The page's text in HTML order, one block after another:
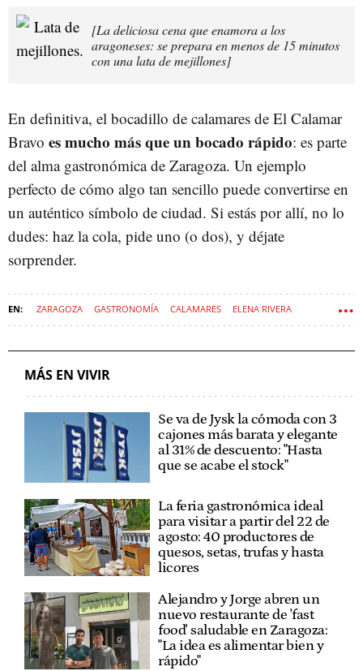
[La deliciosa cena que enamora a los
aragoneses: se prepara en menos de 15 minutos
con una lata de mejillones]
En definitiva, el bocadillo de calamares de El Calamar
Bravo es mucho más que un bocado rápido: es parte
del alma gastronómica de Zaragoza. Un ejemplo
perfecto de cómo algo tan sencillo puede convertirse en
un auténtico símbolo de ciudad. Si estás por allí, no lo
dudes: haz la cola, pide uno (o dos), y déjate
sorprender.
ZARAGOZA GASTRONOMÍA CALAMARES ELENA RIVERA
MÁS EN VIVIR
Se va de Jysk la cómoda con 3
cajones más barata y elegante
al 31% de descuento: "Hasta
que se acabe el stock"
La feria gastronómica ideal
para visitar a partir del 22 de
agosto: 40 productores de
quesos, setas, trufas y hasta
licores
Alejandro y Jorge abren un
nuevo restaurante de 'fast
food' saludable en Zaragoza:
"La idea es alimentar bien y
rápido"